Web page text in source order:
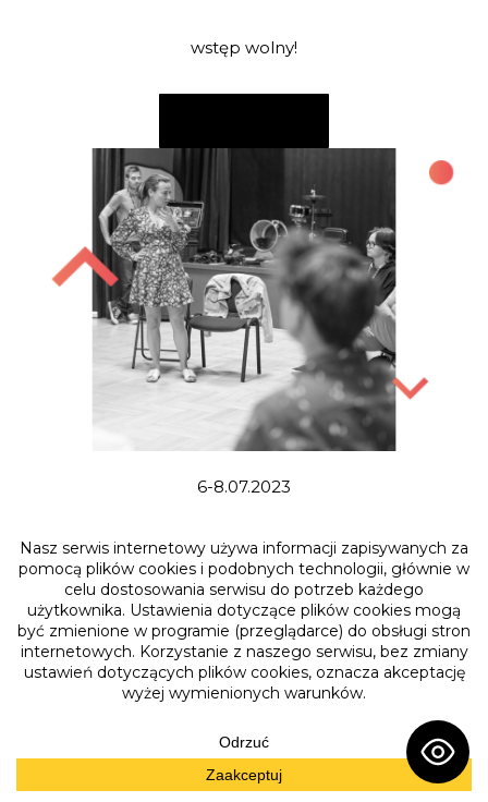
wstęp wolny!
6-8.07.2023
Akademia
Zawodowców
wstęp wolny!
CZYTAJ WIĘCEJ